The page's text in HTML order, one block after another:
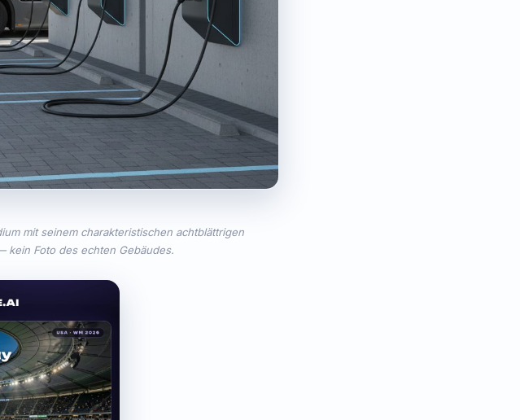
mit seinem charakteristischen achtblättrigen
kein Foto des echten Gebäudes.